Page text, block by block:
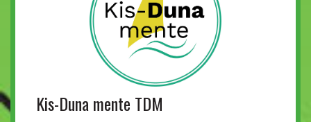
Kis-Duna mente TDM